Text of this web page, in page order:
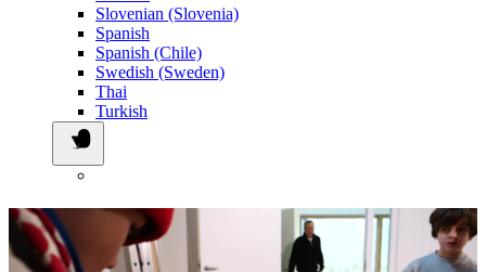
Slovenian (Slovenia)
Spanish
Spanish (Chile)
Swedish (Sweden)
Thai
Turkish